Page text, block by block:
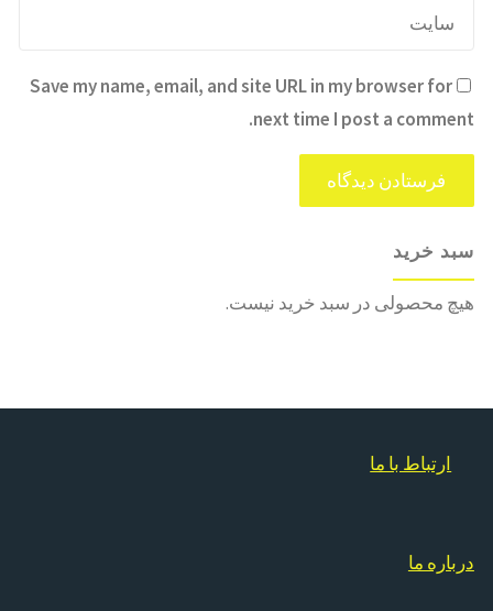
Save my name, email, and site URL in my browser for
next time I post a comment.
سبد خرید
هیچ محصولی در سبد خرید نیست.
ارتباط با ما
درباره ما